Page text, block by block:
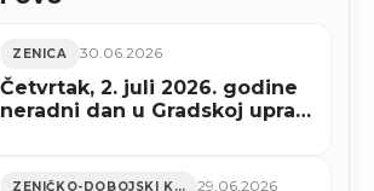
ZENICA 30.06.2026
Četvrtak, 2. juli 2026. godine
neradni dan u Gradskoj upravi
ZENIČKO-DOBOJSKI KANTON 29.06.2026